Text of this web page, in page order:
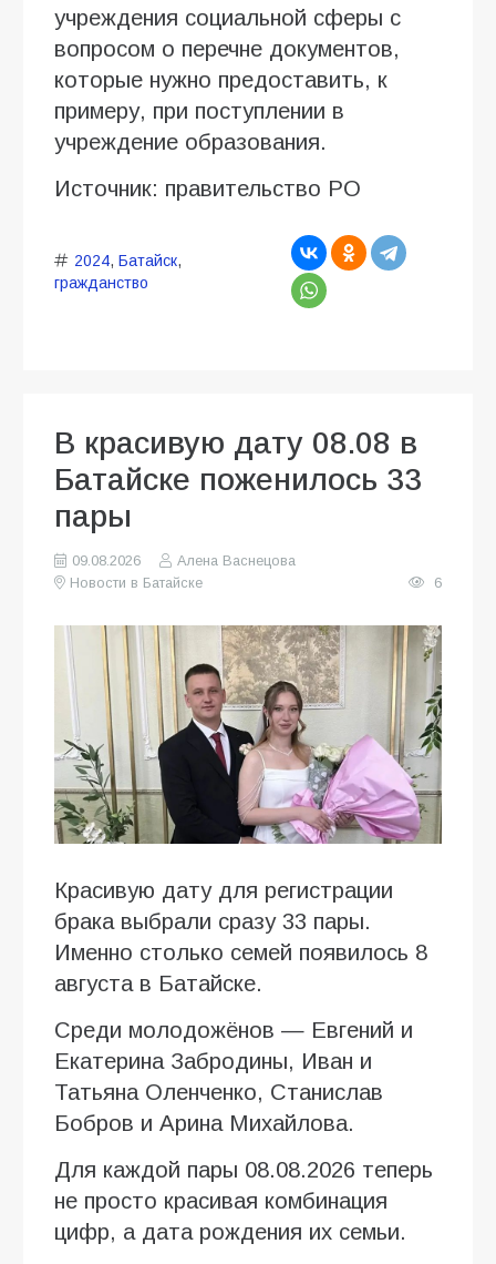
учреждения социальной сферы с
вопросом о перечне документов,
которые нужно предоставить, к
примеру, при поступлении в
учреждение образования.
Источник: правительство РО
2024, Батайск,
гражданство
В красивую дату 08.08 в
Батайске поженилось 33
пары
09.08.2026
Алена Васнецова
Новости в Батайске
6
Красивую дату для регистрации
брака выбрали сразу 33 пары.
Именно столько семей появилось 8
августа в Батайске.
Среди молодожёнов — Евгений и
Екатерина Забродины, Иван и
Татьяна Оленченко, Станислав
Бобров и Арина Михайлова.
Для каждой пары 08.08.2026 теперь
не просто красивая комбинация
цифр, а дата рождения их семьи.